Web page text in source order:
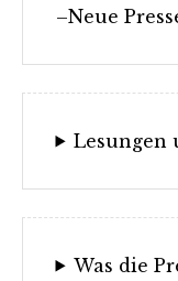
–Neue
Lesungen
Was die